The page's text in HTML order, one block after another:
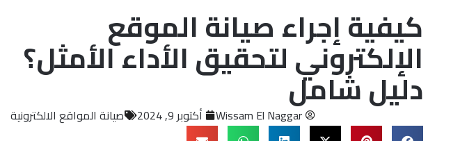
كيفية إجراء صيانة الموقع
الإلكتروني لتحقيق الأداء الأمثل؟
دليل شاملWissam El Naggar أكتوبر 9, 2024 صيانة المواقع الالكترونية